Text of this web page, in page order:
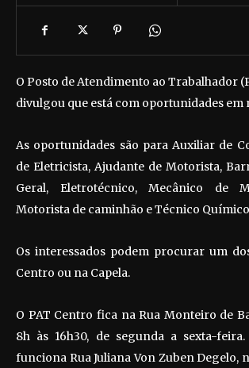
O Posto de Atendimento ao Trabalhador
divulgou que está com oportunidades em
As oportunidades são para Auxiliar de
de Eletricista, Ajudante de Motorista,
Geral, Eletrotécnico, Mecânico de
Motorista de caminhão e Técnico
Os interessados podem procurar um
Centro ou na Capela.
O PAT Centro fica na Rua Monteiro de
8h às 16h30, de segunda a sexta-
funciona Rua Juliana Von Zuben Degelo,